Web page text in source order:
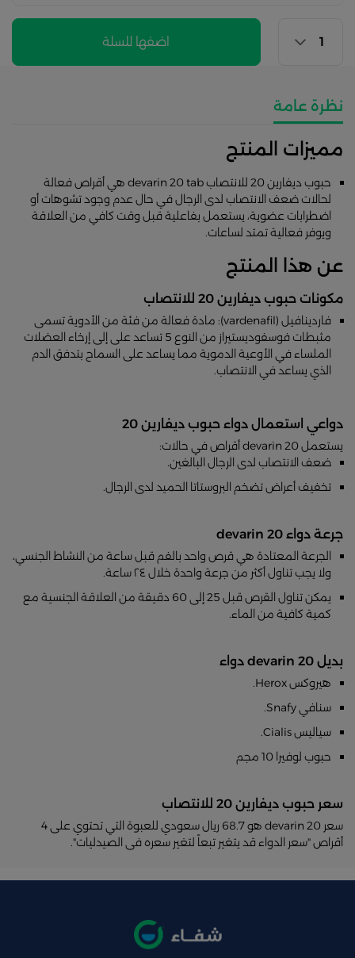
اضفها للسلة
نظرة عامة
مميزات المنتج
حبوب ديفارين 20 للانتصاب devarin 20 tab هي أقراص فعالة
لحالات ضعف الانتصاب لدى الرجال في حال عدم وجود تشوهات أو
اضطرابات عضوية، يستعمل بفاعلية قبل وقت كافي من العلاقة
ويوفر فعالية تمتد لساعات.
عن هذا المنتج
مكونات حبوب ديفارين 20 للانتصاب
فاردينافيل (vardenafil): مادة فعالة من فئة من الأدوية تسمى
مثبطات فوسفوديستيراز من النوع 5 تساعد على إلى إرخاء العضلات
الملساء في الأوعية الدموية مما يساعد على السماح بتدفق الدم
الذي يساعد في الانتصاب.
دواعي استعمال دواء حبوب ديفارين 20
يستعمل devarin 20 أقراص في حالات:
ضعف الانتصاب لدى الرجال البالغين.
تخفيف أعراض تضخم البروستاتا الحميد لدى الرجال.
جرعة دواء devarin 20
الجرعة المعتادة هي قرص واحد بالفم قبل ساعة من النشاط الجنسي،
ولا يجب تناول أكثر من جرعة واحدة خلال ٢٤ ساعة.
يمكن تناول القرص قبل 25 إلى 60 دقيقة من العلاقة الجنسية مع
كمية كافية من الماء.
بديل devarin 20 دواء
هيروكس Herox.
سنافي Snafy.
سياليس Cialis.
حبوب لوفيرا 10 مجم
سعر حبوب ديفارين 20 للانتصاب
سعر devarin 20 هو 68.7 ريال سعودي للعبوة التي تحتوي على 4
أقراص "سعر الدواء قد يتغير تبعاً لتغير سعره فى الصيدليات".